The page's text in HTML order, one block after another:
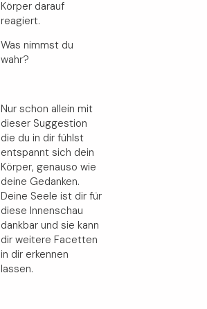
Körper darauf
reagiert.
Was nimmst du
wahr?
Nur schon allein mit
dieser Suggestion
die du in dir fühlst
entspannt sich dein
Körper, genauso wie
deine Gedanken.
Deine Seele ist dir für
diese Innenschau
dankbar und sie kann
dir weitere Facetten
in dir erkennen
lassen.